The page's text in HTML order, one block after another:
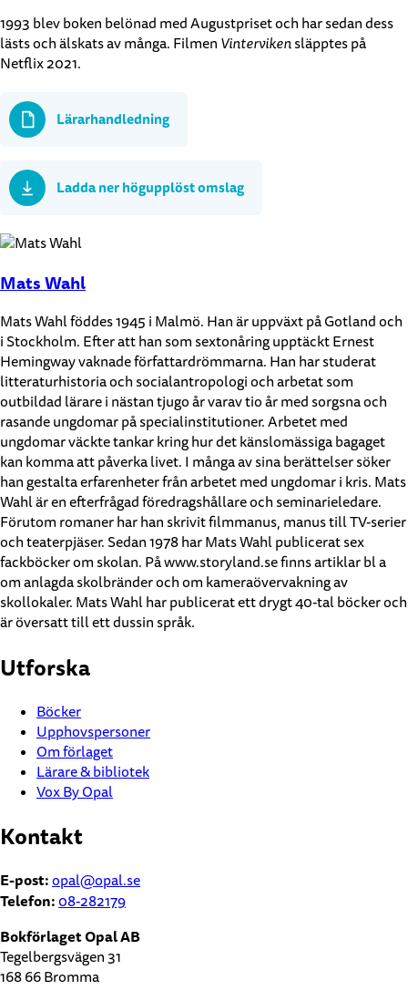
1993 blev boken belönad med Augustpriset och har sedan dess
lästs och älskats av många. Filmen Vintervikensläpptes på
Netflix 2021.
Lärarhandledning
Ladda ner högupplöst omslag
Mats Wahl
Mats Wahl föddes 1945 i Malmö. Han är uppväxt på Gotland och
i Stockholm. Efter att han som sextonåring upptäckt Ernest
Hemingway vaknade författardrömmarna. Han har studerat
litteraturhistoria och socialantropologi och arbetat som
outbildad lärare i nästan tjugo år varav tio år med sorgsna och
rasande ungdomar på specialinstitutioner. Arbetet med
ungdomar väckte tankar kring hur det känslomässiga bagaget
kan komma att påverka livet. I många av sina berättelser söker
han gestalta erfarenheter från arbetet med ungdomar i kris. Mats
Wahl är en efterfrågad föredragshållare och seminarieledare.
Förutom romaner har han skrivit filmmanus, manus till TV-serier
och teaterpjäser. Sedan 1978 har Mats Wahl publicerat sex
fackböcker om skolan. På www.storyland.se finns artiklar bl a
om anlagda skolbränder och om kameraövervakning av
skollokaler. Mats Wahl har publicerat ett drygt 40-tal böcker och
är översatt till ett dussin språk.
Utforska
Böcker
Upphovspersoner
Om förlaget
Lärare & bibliotek
Vox By Opal
Kontakt
E-post:opal@opal.se
Telefon:08-282179
Bokförlaget Opal AB
Tegelbergsvägen 31
168 66 Bromma